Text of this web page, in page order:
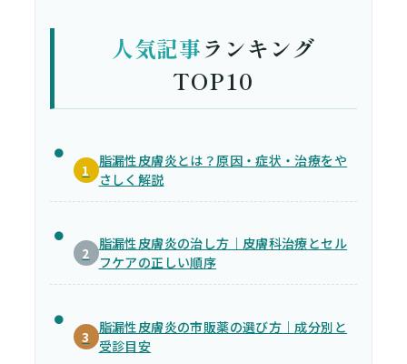
人気記事ランキング
TOP10
1
脂漏性皮膚炎とは？原因・症状・治療をや
さしく解説
2
脂漏性皮膚炎の治し方｜皮膚科治療とセル
フケアの正しい順序
3
脂漏性皮膚炎の市販薬の選び方｜成分別と
受診目安